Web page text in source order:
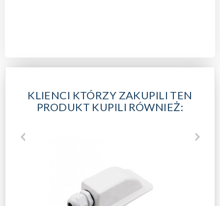
KLIENCI KTÓRZY ZAKUPILI TEN
PRODUKT KUPILI RÓWNIEŻ: